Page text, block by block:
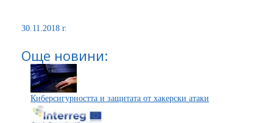
30.11.2018 г.
Още новини:
Киберсигурността и защитата от хакерски атаки